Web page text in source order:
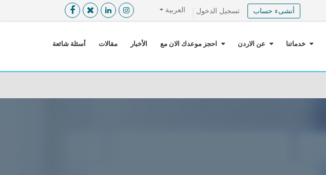
القائمة X
العربية تسجيل الدخول أنشىء حساب
خدماتنا عن الاردن احجز موعدك الان مع الأخبار مقالات أسئلة شائعة